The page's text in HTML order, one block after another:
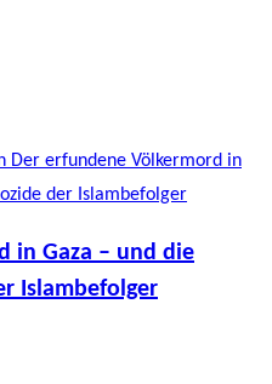
in Gaza – und die
Islambefolger